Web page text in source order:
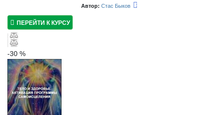
Автор: Стас Быков
ПЕРЕЙТИ К КУРСУ
-30 %